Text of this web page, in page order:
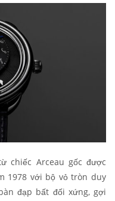
chiếc Arceau gốc được
1978 với bộ vỏ tròn duy
đạp bất đối xứng, gợi